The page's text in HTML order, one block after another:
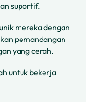
suportif.
mereka dengan
pemandangan
yang cerah.
untuk bekerja